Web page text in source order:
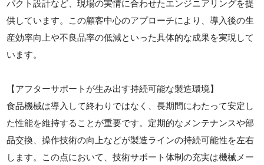
パクト設計など、現場の実情に合わせたエンジニアリングを提
供しています。この顧客中心のアプローチにより、導入後の生
産効率向上や不良品率の低減といった具体的な成果を実現して
います。
【アフターサポートが生み出す持続可能な製造環境】
食品機械は導入して終わりではなく、長期間にわたって安定し
た性能を維持することが重要です。定期的なメンテナンスや部
品交換、操作技術の向上などが製造ラインの持続可能性を左右
します。この点において、技術サポート体制の充実は機械メー